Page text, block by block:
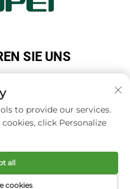
SIE UNS
China
Crafts Co., Ltd -
to provide our services.
click Personalize
cookies
all